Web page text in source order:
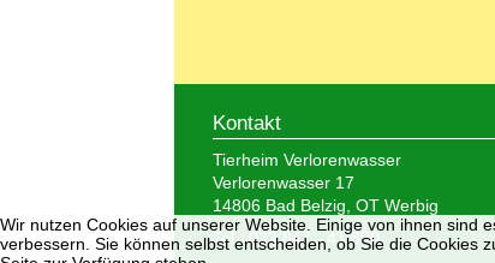
Kontakt
Tierheim Verlorenwasser
Verlorenwasser 17
14806 Bad Belzig, OT Werbig
Tel.: 033 847 - 41 890
Wir nutzen Cookies auf unserer Website. Einige von ihnen sind
verbessern. Sie können selbst entscheiden, ob Sie die Cookies